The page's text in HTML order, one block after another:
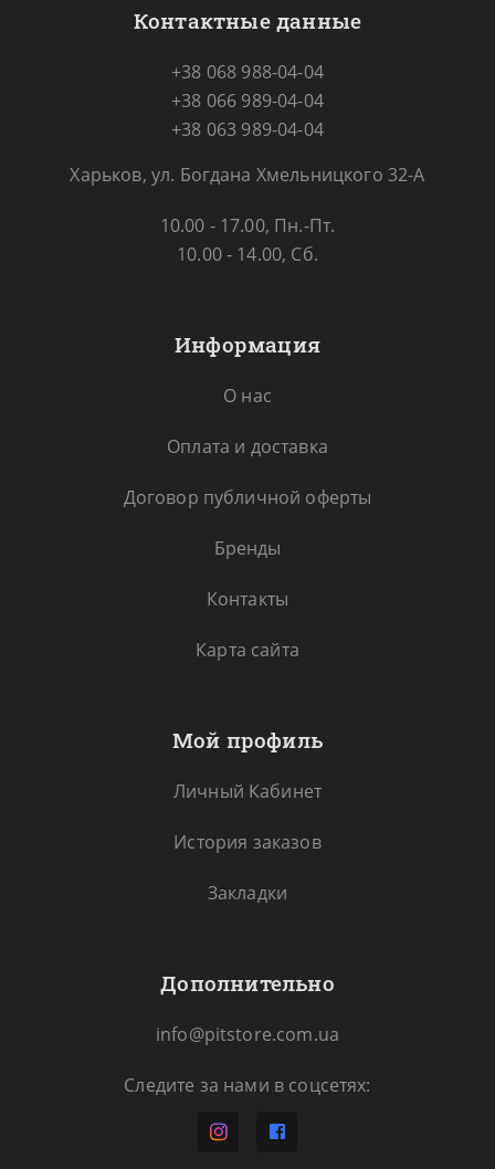
Контактные данные
+38 068 988-04-04
+38 066 989-04-04
+38 063 989-04-04
Харьков, ул. Богдана Хмельницкого 32-А
10.00 - 17.00, Пн.-Пт.
10.00 - 14.00, Сб.
Информация
О нас
Оплата и доставка
Договор публичной оферты
Бренды
Контакты
Карта сайта
Мой профиль
Личный Кабинет
История заказов
Закладки
Дополнительно
info@pitstore.com.ua
Следите за нами в соцсетях: